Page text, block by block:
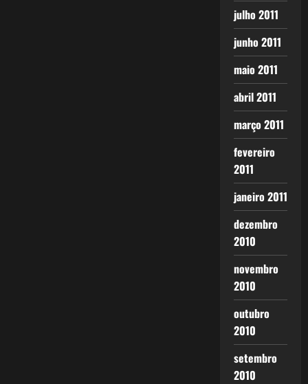
julho 2011
junho 2011
maio 2011
abril 2011
março 2011
fevereiro
2011
janeiro 2011
dezembro
2010
novembro
2010
outubro
2010
setembro
2010